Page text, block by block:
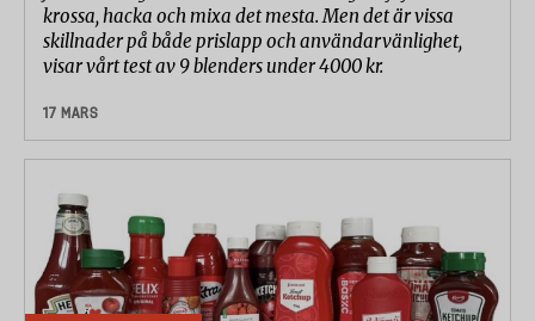
krossa, hacka och mixa det mesta. Men det är vissa
skillnader på både prislapp och användarvänlighet,
visar vårt test av 9 blenders under 4000 kr.
17 MARS